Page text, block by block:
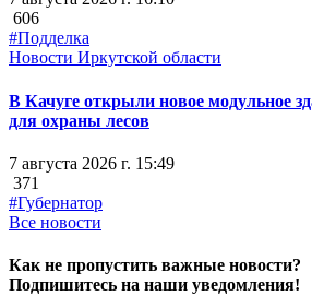
606
#Подделка
Новости Иркутской области
В Качуге открыли новое модульное
для охраны лесов
7 августа 2026 г. 15:49
371
#Губернатор
Все новости
Как не пропустить важные новости?
Подпишитесь на наши уведомления!